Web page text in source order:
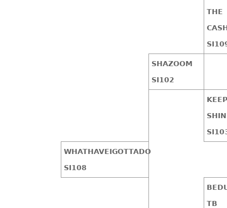
THE
SHAZOOM
SI102
WHATHAVEIGOTTADO
SI108
TB